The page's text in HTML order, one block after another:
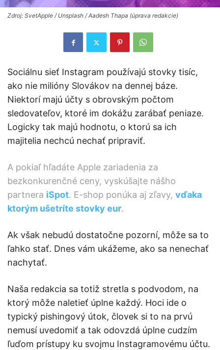
Zdroj: SvetApple / Unsplash / Aadesh Thapa (úprava redakcie)
Sociálnu sieť Instagram používajú stovky tisíc,
ako nie milióny Slovákov na dennej báze.
Niektorí majú účty s obrovským počtom
sledovateľov, ktoré im dokážu zarábať peniaze.
Logicky tak majú hodnotu, o ktorú sa ich
majitelia nechcú nechať pripraviť.
A pokiaľ hľadáte Apple zariadenia za
bezkonkurenčné ceny, vyskúšajte nášho
partnera iSpot. E-shop ponúka aj zľavy, vďaka
ktorým ušetríte stovky eur.
Ak však nebudú dostatočne pozorní, môže sa to
ľahko stať. Dnes vám ukážeme, ako sa nenechať
nachytať.
Naša redakcia sa totiž stretla s podvodom, na
ktorý môže naletieť úplne každý. Hoci ide o
typický pishingový útok, človek si to na prvú
nemusí uvedomiť a tak odovzdá úplne cudzím
ľuďom prístupy ku svojmu Instagramovému účtu.